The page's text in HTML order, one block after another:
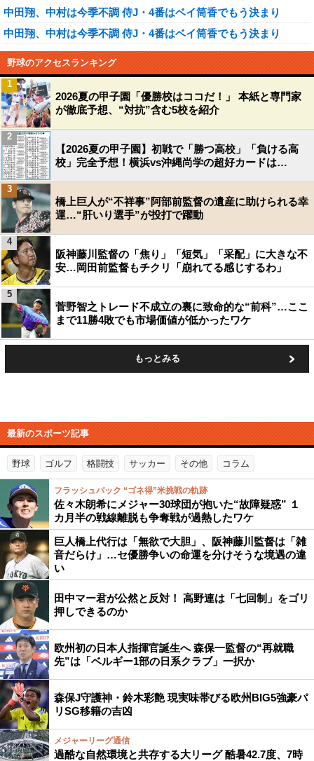
中田翔、中村は今季不調 侍J・4番はベイ筒香でもう決まり
中田翔、中村は今季不調 侍J・4番はベイ筒香でもう決まり
野球のアクセスランキング
2026夏の甲子園「優勝校はココだ！」 本紙と専門家
が徹底予想、“対抗”含む5校を紹介
1
【2026夏の甲子園】初戦で「勝つ高校」「負ける高
校」完全予想！横浜vs沖縄尚学の超好カードは…
2
橋上巨人が“不祥事”阿部前監督の遺産に助けられる幸
運…“肝いり選手”が投打で躍動
3
阪神藤川監督の「焦り」「短気」「采配」に大きな不
安…岡田前監督もチクリ「崩れてる感じするわ」
4
菅野智之トレード不成立の裏に致命的な“前科”…ここ
まで11勝4敗でも市場価値が低かったワケ
5
もっとみる
最新のスポーツ記事
野球 ゴルフ 格闘技 サッカー その他 コラム
フラッシュバック “ゴネ得”米挑戦の軌跡
佐々木朗希にメジャー30球団が抱いた“故障疑惑” １
カ月半の戦線離脱も争奪戦が過熱したワケ
巨人橋上代行は「無欲で大胆」、阪神藤川監督は「雑
音だらけ」…セ優勝争いの命運を分けそうな境遇の違
い
田中マー君が公然と反対！ 高野連は「七回制」をゴリ
押しできるのか
欧州初の日本人指揮官誕生へ 森保一監督の“再就職
先”は「ベルギー1部の日系クラブ」一択か
森保J守護神・鈴木彩艶 現実味帯びる欧州BIG5強豪パ
リSG移籍の吉凶
メジャーリーグ通信
過酷な自然環境と共存する大リーグ 酷暑42.7度、7時